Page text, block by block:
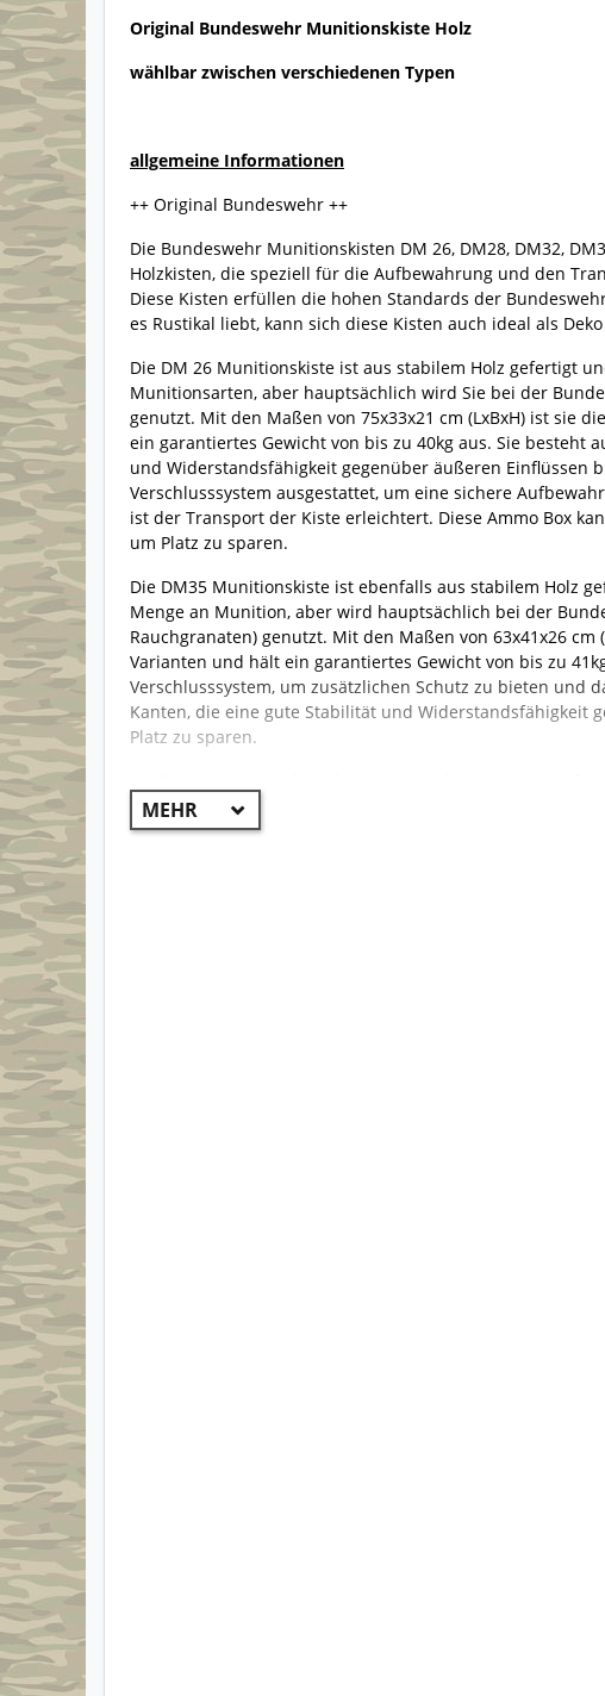
Original Bundeswehr Munitionskiste Holz
wählbar zwischen verschiedenen Typen
allgemeine Informationen
++ Original Bundeswehr ++
Die Bundeswehr Munitionskisten DM 26, DM28, DM32,
Holzkisten, die speziell für die Aufbewahrung und den
Diese Kisten erfüllen die hohen Standards der
es Rustikal liebt, kann sich diese Kisten auch ideal als
Die DM 26 Munitionskiste ist aus stabilem Holz gefertigt
Munitionsarten, aber hauptsächlich wird Sie bei der
genutzt. Mit den Maßen von 75x33x21 cm (LxBxH) ist sie
ein garantiertes Gewicht von bis zu 40kg aus. Sie besteht
und Widerstandsfähigkeit gegenüber äußeren Einflüssen
Verschlusssystem ausgestattet, um eine sichere
ist der Transport der Kiste erleichtert. Diese Ammo Box
um Platz zu sparen.
Die DM35 Munitionskiste ist ebenfalls aus stabilem Holz
Menge an Munition, aber wird hauptsächlich bei der
Rauchgranaten) genutzt. Mit den Maßen von 63x41x26
Varianten und hält ein garantiertes Gewicht von bis zu
Verschlusssystem, um zusätzlichen Schutz zu bieten und
Kanten, die eine gute Stabilität und Widerstandsfähigkeit
Platz zu sparen.
hauptsächlich bei der Bundeswehr zum Transport von
von 50x30x25 cm (LxBxH) ist sie die kleinste der 3